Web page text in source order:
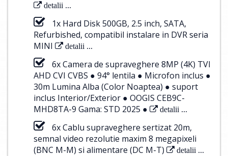
detalii ...
1x Hard Disk 500GB, 2.5 inch, SATA,
Refurbished, compatibil instalare in DVR seria
MINI
detalii ...
6x Camera de supraveghere 8MP (4K) TVI
AHD CVI CVBS ● 94° lentila ● Microfon inclus ●
30m Lumina Alba (Color Noaptea) ● suport
inclus Interior/Exterior ● OOGIS CEB9C-
MHD8TA-9 Gama: STD 2025 ●
detalii ...
6x Cablu supraveghere sertizat 20m,
semnal video rezolutie maxim 8 megapixeli
(BNC M-M) si alimentare (DC M-T)
detalii ...